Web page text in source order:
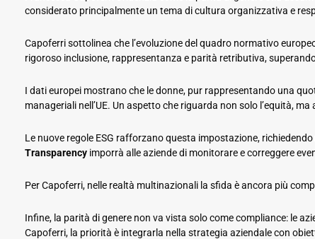
considerato principalmente un tema di cultura organizzativa e
Capoferri sottolinea che l’evoluzione del quadro normativo
rigoroso inclusione, rappresentanza e parità retributiva,
I dati europei mostrano che le donne, pur rappresentando una
manageriali nell’UE. Un aspetto che riguarda non solo l’equità,
Le nuove regole ESG rafforzano questa impostazione,
Transparency imporrà alle aziende di monitorare e correggere
Per Capoferri, nelle realtà multinazionali la sfida è ancora più
Infine, la parità di genere non va vista solo come compliance: le
Capoferri, la priorità è integrarla nella strategia aziendale con